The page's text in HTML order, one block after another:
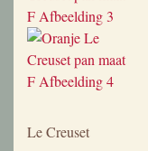
Le Creuset